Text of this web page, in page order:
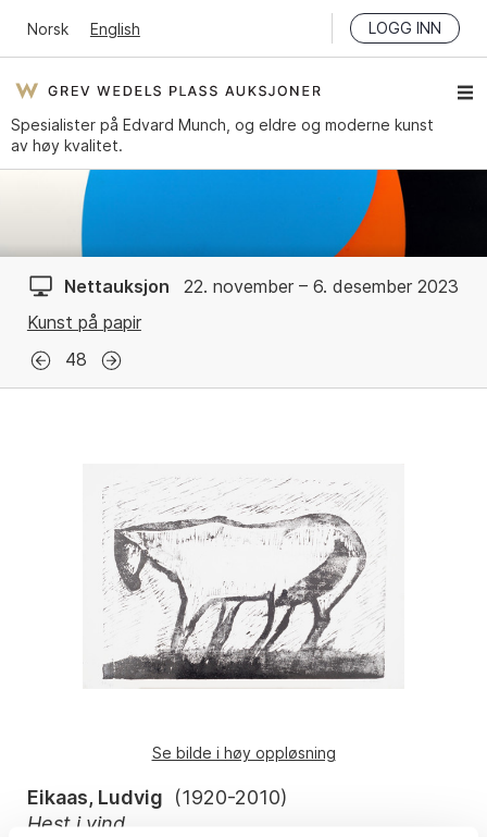
Norsk English LOGG INN
Spesialister på Edvard Munch, og eldre og moderne kunst
av høy kvalitet.
Nettauksjon
22. november – 6. desember 2023
Kunst på papir
48
Se bilde i høy oppløsning
Eikaas, Ludvig (1920-2010)
Hest i vind